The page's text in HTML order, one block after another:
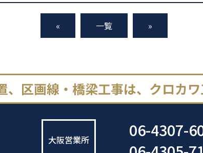
« 一覧 »
、区画線・橋梁工事は、クロカ
大阪営業所
06-4307-